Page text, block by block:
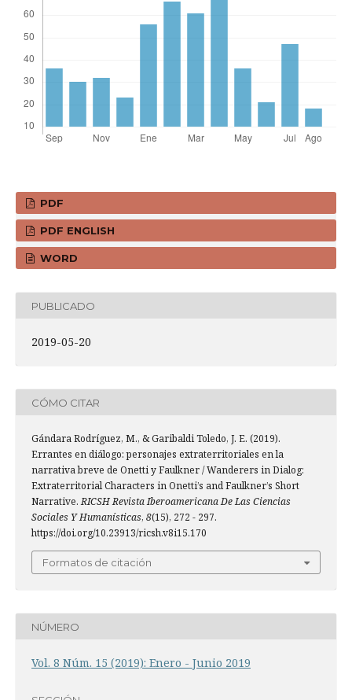
PDF
PDF ENGLISH
WORD
PUBLICADO
2019-05-20
CÓMO CITAR
Gándara Rodríguez, M., & Garibaldi Toledo, J. E. (2019).
Errantes en diálogo: personajes extraterritoriales en la
narrativa breve de Onetti y Faulkner / Wanderers in Dialog:
Extraterritorial Characters in Onetti’s and Faulkner’s Short
Narrative.RICSH Revista Iberoamericana De Las Ciencias
Sociales Y Humanísticas, 8(15), 272 - 297.
https://doi.org/10.23913/ricsh.v8i15.170
Formatos de citación
NÚMERO
Vol. 8 Núm. 15 (2019): Enero - Junio 2019